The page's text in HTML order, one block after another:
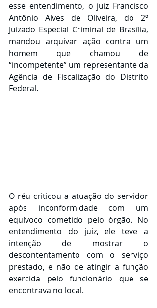
esse entendimento, o juiz Francisco
Antônio Alves de Oliveira, do 2º
Juizado Especial Criminal de Brasília,
mandou arquivar ação contra um
homem que chamou de
“incompetente” um representante da
Agência de Fiscalização do Distrito
Federal.
O réu criticou a atuação do servidor
após inconformidade com um
equívoco cometido pelo órgão. No
entendimento do juiz, ele teve a
intenção de mostrar o
descontentamento com o serviço
prestado, e não de atingir a função
exercida pelo funcionário que se
encontrava no local.